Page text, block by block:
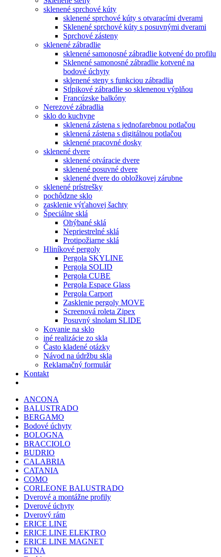
sklenené sprchové kúty
sklenené sprchové kúty s otvaracími dverami
Sklenené sprchové kúty s posuvnými dverami
Sprchové zásteny
sklenené zábradlie
sklenené samonosné zábradlie kotvené do profilu
Sklenené samonosné zábradlie kotvené na
bodové úchyty
sklenené steny s funkciou zábradlia
Stĺpikové zábradlie so sklenenou výplňou
Francúzske balkóny
Nerezové zábradlia
sklo do kuchyne
sklenená zástena s jednofarebnou potlačou
sklenená zástena s digitálnou potlačou
sklenené pracovné dosky
sklenené dvere
sklenené otváracie dvere
sklenené posuvné dvere
sklenené dvere do obložkovej zárubne
sklenené prístrešky
pochôdzne sklo
zasklenie výťahovej šachty
Špeciálne sklá
Ohýbané sklá
Nepriestrelné sklá
Protipožiarne sklá
Hliníkové pergoly
Pergola SKYLINE
Pergola SOLID
Pergola CUBE
Pergola Espace Glass
Pergola Carport
Zasklenie pergoly MOVE
Screenová roleta Zipex
Posuvný slnolam SLIDE
Kovanie na sklo
iné realizácie zo skla
Často kladené otázky
Návod na údržbu skla
Reklamačný formulár
Kontakt
ANCONA
BALUSTRADO
BERGAMO
Bodové úchyty
BOLOGNA
BRACCIOLO
BUDRIO
CALABRIA
CATANIA
COMO
CORLEONE BALUSTRADO
Dverové a montážne profily
Dverové úchyty
Dverový rám
ERICE LINE
ERICE LINE ELEKTRO
ERICE LINE MAGNET
ETNA